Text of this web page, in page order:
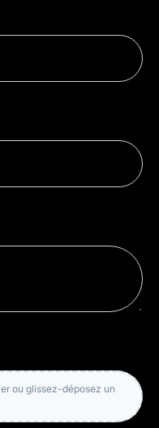
ou glissez-déposez un